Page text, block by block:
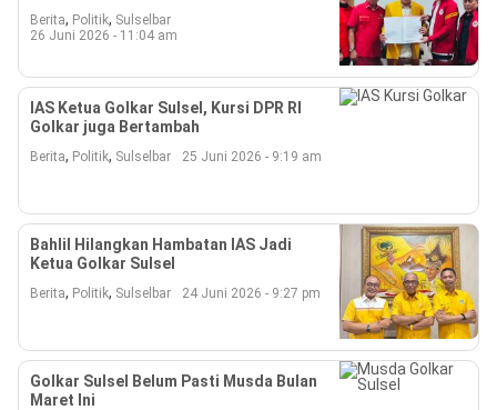
Berita, Politik, Sulselbar
26 Juni 2026 - 11:04 am
IAS Ketua Golkar Sulsel, Kursi DPR RI
Golkar juga Bertambah
Berita, Politik, Sulselbar 25 Juni 2026 - 9:19 am
Bahlil Hilangkan Hambatan IAS Jadi
Ketua Golkar Sulsel
Berita, Politik, Sulselbar 24 Juni 2026 - 9:27 pm
Golkar Sulsel Belum Pasti Musda Bulan
Maret Ini